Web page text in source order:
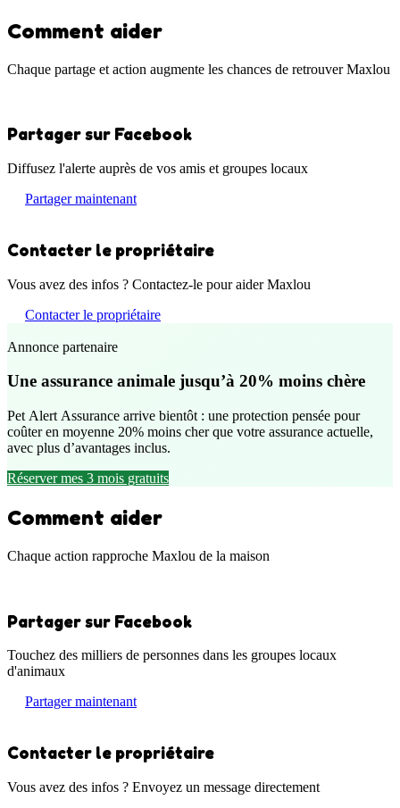
Comment aider
Chaque partage et action augmente les chances de retrouver Maxlou
Partager sur Facebook
Diffusez l'alerte auprès de vos amis et groupes locaux
Partager maintenant
Contacter le propriétaire
Vous avez des infos ? Contactez-le pour aider Maxlou
Contacter le propriétaire
Annonce partenaire
Une assurance animale jusqu’à 20% moins chère
Pet Alert Assurance arrive bientôt : une protection pensée pour
coûter en moyenne 20% moins cher que votre assurance actuelle,
avec plus d’avantages inclus.
Réserver mes 3 mois gratuits
Comment aider
Chaque action rapproche Maxlou de la maison
Partager sur Facebook
Touchez des milliers de personnes dans les groupes locaux
d'animaux
Partager maintenant
Contacter le propriétaire
Vous avez des infos ? Envoyez un message directement